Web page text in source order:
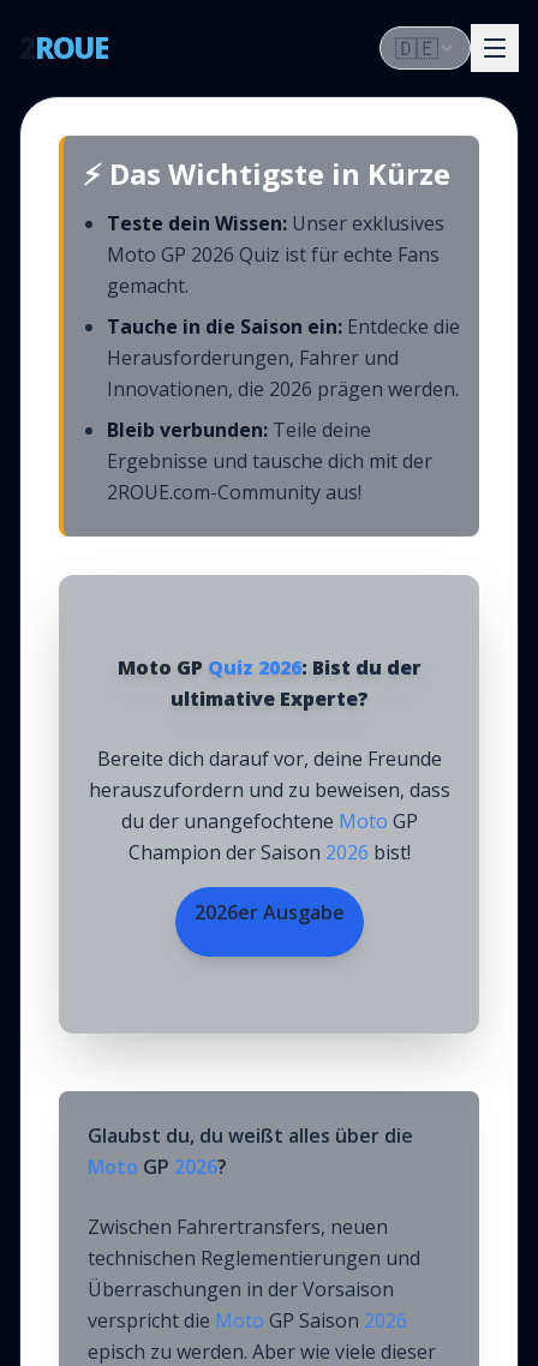
ROUE 🇩🇪
⚡ Das Wichtigste in Kürze
Teste dein Wissen: Unser exklusives
Moto GP 2026 Quiz ist für echte Fans
gemacht.
Tauche in die Saison ein: Entdecke die
Herausforderungen, Fahrer und
Innovationen, die 2026 prägen werden.
Bleib verbunden: Teile deine
Ergebnisse und tausche dich mit der
2ROUE.com-Community aus!
Moto GP Quiz 2026: Bist du der
ultimative Experte?
Bereite dich darauf vor, deine Freunde
herauszufordern und zu beweisen, dass
du der unangefochtene Moto GP
Champion der Saison 2026 bist!
2026er Ausgabe
Glaubst du, du weißt alles über die
Moto GP 2026?
Zwischen Fahrertransfers, neuen
technischen Reglementierungen und
Überraschungen in der Vorsaison
verspricht die Moto GP Saison 2026
episch zu werden. Aber wie viele dieser